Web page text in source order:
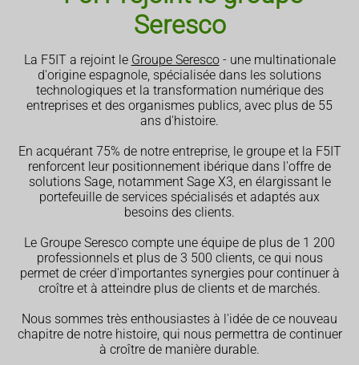
Seresco
La F5IT a rejoint le Groupe Seresco- une multinationale
d'origine espagnole, spécialisée dans les solutions
technologiques et la transformation numérique des
entreprises et des organismes publics, avec plus de 55
ans d'histoire.
En acquérant 75% de notre entreprise, le groupe et la F5IT
renforcent leur positionnement ibérique dans l'offre de
solutions Sage, notamment Sage X3, en élargissant le
portefeuille de services spécialisés et adaptés aux
besoins des clients.
Le Groupe Seresco compte une équipe de plus de 1 200
professionnels et plus de 3 500 clients, ce qui nous
permet de créer d'importantes synergies pour continuer à
croître et à atteindre plus de clients et de marchés.
Nous sommes très enthousiastes à l'idée de ce nouveau
chapitre de notre histoire, qui nous permettra de continuer
à croître de manière durable.